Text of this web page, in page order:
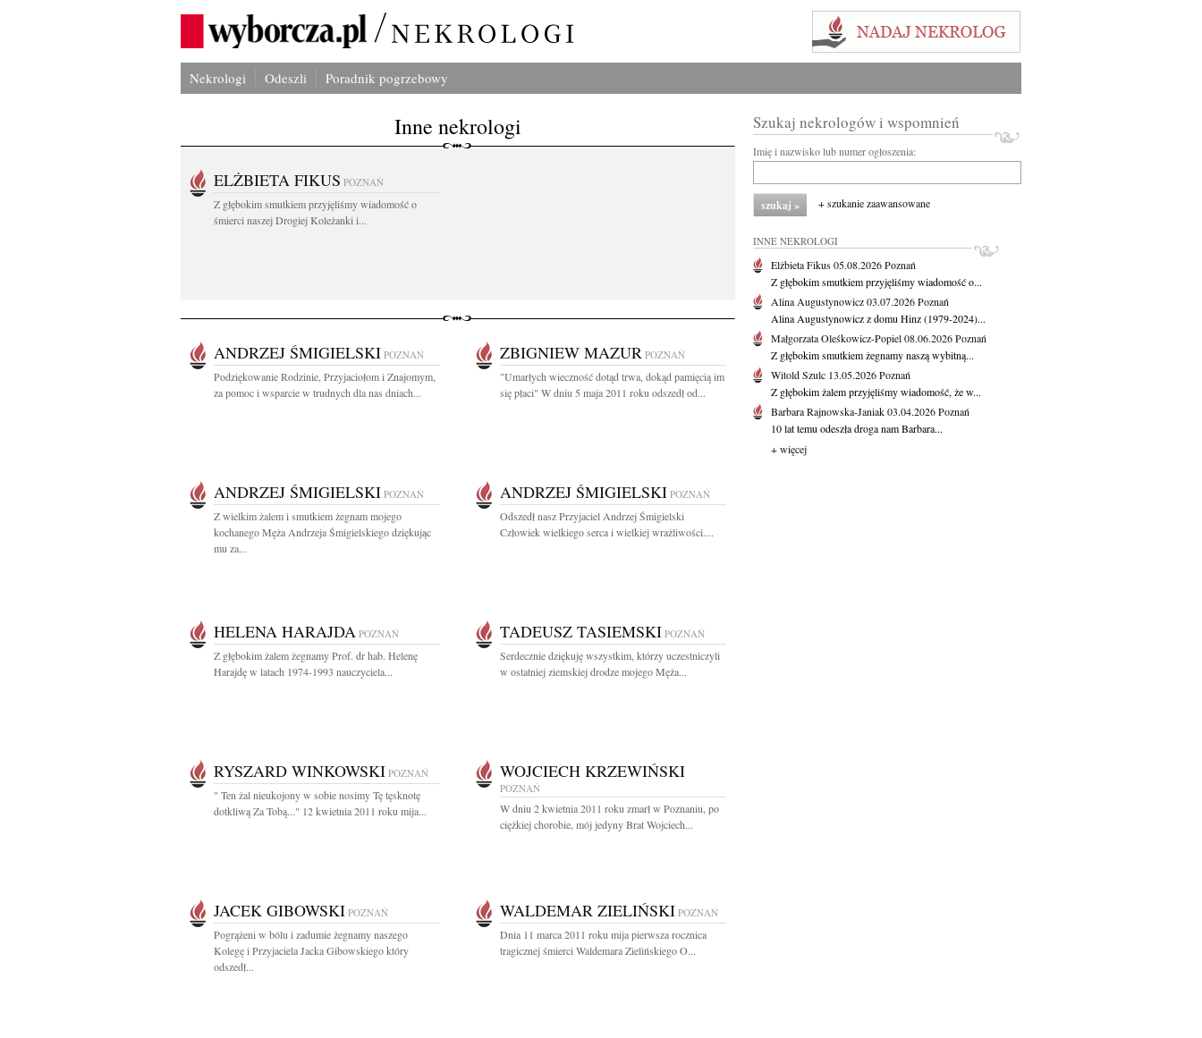
Nekrologi Odeszli Poradnik pogrzebowy
Inne nekrologi
ELŻBIETA FIKUS POZNAŃ
Z głębokim smutkiem przyjęliśmy wiadomość o
śmierci naszej Drogiej Koleżanki i...
ANDRZEJ ŚMIGIELSKI POZNAŃ
Podziękowanie Rodzinie, Przyjaciołom i Znajomym,
za pomoc i wsparcie w trudnych dla nas dniach...
ZBIGNIEW MAZUR POZNAŃ
"Umarłych wieczność dotąd trwa, dokąd pamięcią im
się płaci" W dniu 5 maja 2011 roku odszedł od...
ANDRZEJ ŚMIGIELSKI POZNAŃ
Z wielkim żalem i smutkiem żegnam mojego
kochanego Męża Andrzeja Śmigielskiego dziękując
mu za...
ANDRZEJ ŚMIGIELSKI POZNAŃ
Odszedł nasz Przyjaciel Andrzej Śmigielski
Człowiek wielkiego serca i wielkiej wrażliwości....
HELENA HARAJDA POZNAŃ
Z głębokim żalem żegnamy Prof. dr hab. Helenę
Harajdę w latach 1974-1993 nauczyciela...
TADEUSZ TASIEMSKI POZNAŃ
Serdecznie dziękuję wszystkim, którzy uczestniczyli
w ostatniej ziemskiej drodze mojego Męża...
RYSZARD WINKOWSKI POZNAŃ
" Ten żal nieukojony w sobie nosimy Tę tęsknotę
dotkliwą Za Tobą..." 12 kwietnia 2011 roku mija...
WOJCIECH KRZEWIŃSKI
POZNAŃ
W dniu 2 kwietnia 2011 roku zmarł w Poznaniu, po
ciężkiej chorobie, mój jedyny Brat Wojciech...
JACEK GIBOWSKI POZNAŃ
Pogrążeni w bólu i zadumie żegnamy naszego
Kolegę i Przyjaciela Jacka Gibowskiego który
odszedł...
WALDEMAR ZIELIŃSKI POZNAŃ
Dnia 11 marca 2011 roku mija pierwsza rocznica
tragicznej śmierci Waldemara Zielińskiego O...
Szukaj nekrologów i wspomnień
Imię i nazwisko lub numer ogłoszenia:
+ szukanie zaawansowane
INNE NEKROLOGI
Elżbieta Fikus05.08.2026Poznań
Z głębokim smutkiem przyjęliśmy wiadomość o...
Alina Augustynowicz03.07.2026Poznań
Alina Augustynowicz z domu Hinz (1979-2024)...
Małgorzata Oleśkowicz-Popiel08.06.2026Poznań
Z głębokim smutkiem żegnamy naszą wybitną...
Witold Szulc 13.05.2026Poznań
Z głębokim żalem przyjęliśmy wiadomość, że w...
Barbara Rajnowska-Janiak03.04.2026Poznań
10 lat temu odeszła droga nam Barbara...
+ więcej